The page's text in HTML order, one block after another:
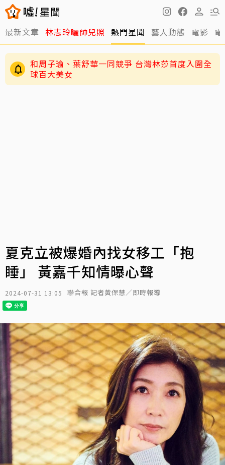
最新文章 林志玲曬帥兒照 熱門星聞 藝人動態 電影
和周子瑜、葉舒華一同競爭 台灣林莎首度入圍全
球百大美女
夏克立被爆婚內找女移工「抱
睡」 黃嘉千知情曝心聲
2024-07-31 13:05 聯合報 記者黃保慧／即時報導